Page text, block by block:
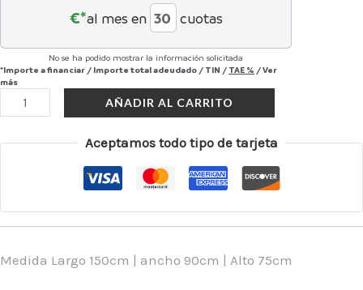
€*al mes en cuotas
No se ha podido mostrar la información solicitada
*Importe a financiar / Importe total adeudado / TIN / TAE % /Ver
más
AÑADIR AL CARRITO
Aceptamos todo tipo de tarjeta
Medida Largo 150cm | ancho 90cm | Alto 75cm